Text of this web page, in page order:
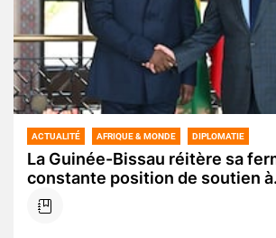
ACTUALITÉ AFRIQUE & MONDE DIPLOMATIE
La Guinée-Bissau réitère sa
constante position de soutien à
lamarocanité du Sahara